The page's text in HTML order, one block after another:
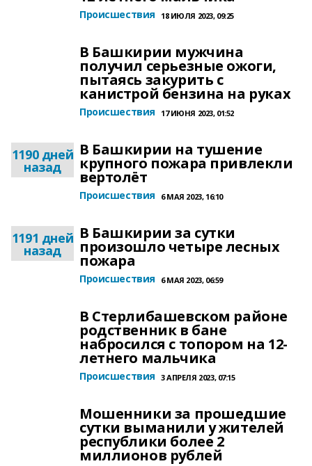
Происшествия 18 ИЮЛЯ 2023, 09:25
В Башкирии мужчина
получил серьезные ожоги,
пытаясь закурить с
канистрой бензина на руках
Происшествия 17 ИЮНЯ 2023, 01:52
1190 дней
назад
В Башкирии на тушение
крупного пожара привлекли
вертолёт
Происшествия 6 МАЯ 2023, 16:10
1191 дней
назад
В Башкирии за сутки
произошло четыре лесных
пожара
Происшествия 6 МАЯ 2023, 06:59
В Стерлибашевском районе
родственник в бане
набросился с топором на 12-
летнего мальчика
Происшествия 3 АПРЕЛЯ 2023, 07:15
Мошенники за прошедшие
сутки выманили у жителей
республики более 2
миллионов рублей